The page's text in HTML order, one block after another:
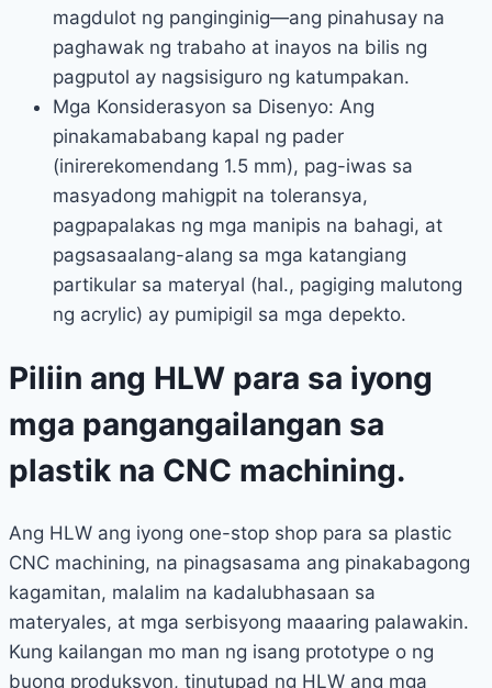
magdulot ng panginginig—ang pinahusay na
paghawak ng trabaho at inayos na bilis ng
pagputol ay nagsisiguro ng katumpakan.
Mga Konsiderasyon sa Disenyo: Ang
pinakamababang kapal ng pader
(inirerekomendang 1.5 mm), pag-iwas sa
masyadong mahigpit na toleransya,
pagpapalakas ng mga manipis na bahagi, at
pagsasaalang-alang sa mga katangiang
partikular sa materyal (hal., pagiging malutong
ng acrylic) ay pumipigil sa mga depekto.
Piliin ang HLW para sa iyong
mga pangangailangan sa
plastik na CNC machining.
Ang HLW ang iyong one-stop shop para sa plastic
CNC machining, na pinagsasama ang pinakabagong
kagamitan, malalim na kadalubhasaan sa
materyales, at mga serbisyong maaaring palawakin.
Kung kailangan mo man ng isang prototype o ng
buong produksyon, tinutupad ng HLW ang mga